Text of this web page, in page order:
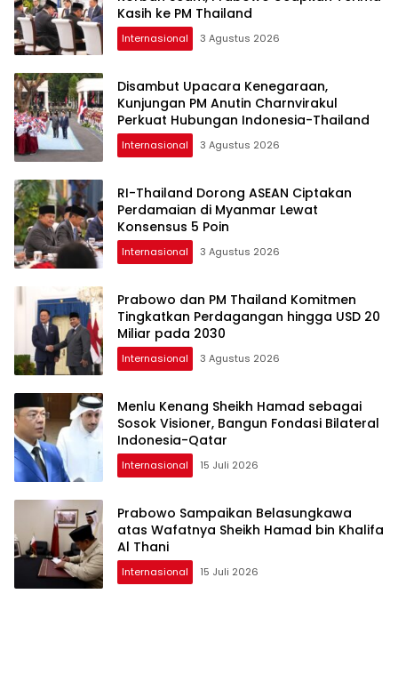
Kasih ke PM Thailand
Internasional 3 Agustus 2026
Disambut Upacara Kenegaraan,
Kunjungan PM Anutin Charnvirakul
Perkuat Hubungan Indonesia-Thailand
Internasional 3 Agustus 2026
RI-Thailand Dorong ASEAN Ciptakan
Perdamaian di Myanmar Lewat
Konsensus 5 Poin
Internasional 3 Agustus 2026
Prabowo dan PM Thailand Komitmen
Tingkatkan Perdagangan hingga USD 20
Miliar pada 2030
Internasional 3 Agustus 2026
Menlu Kenang Sheikh Hamad sebagai
Sosok Visioner, Bangun Fondasi Bilateral
Indonesia-Qatar
Internasional 15 Juli 2026
Prabowo Sampaikan Belasungkawa
atas Wafatnya Sheikh Hamad bin Khalifa
Al Thani
Internasional 15 Juli 2026